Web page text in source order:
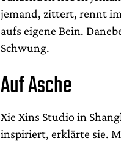
jemand, zittert, rennt
aufs eigene Bein.
Schwung.
Auf Asche
Xie Xins Studio in
inspiriert, erklärte sie.